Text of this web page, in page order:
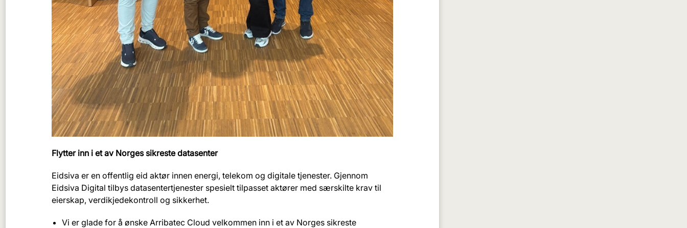
Flytter inn i et av Norges sikreste datasenter
Eidsiva er en offentlig eid aktør innen energi, telekom og digitale tjenester. Gjennom
Eidsiva Digital tilbys datasentertjenester spesielt tilpasset aktører med særskilte krav til
eierskap, verdikjedekontroll og sikkerhet.
Vi er glade for å ønske Arribatec Cloud velkommen inn i et av Norges sikreste